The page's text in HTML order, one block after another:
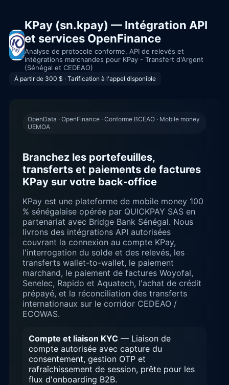
KPay (sn.kpay) — Intégration API
et services OpenFinance
Analyse de protocole conforme, API de relevés et
intégrations marchandes pour KPay - Transfert d'Argent
(Sénégal et CEDEAO)
À partir de 300 $ · Tarification à l'appel disponible
OpenData · OpenFinance · Conforme BCEAO · Mobile money
UEMOA
Branchez les portefeuilles,
transferts et paiements de factures
KPay sur votre back-office
KPay est une plateforme de mobile money 100
% sénégalaise opérée par QUICKPAY SAS en
partenariat avec Bridge Bank Sénégal. Nous
livrons des intégrations API autorisées
couvrant la connexion au compte KPay,
l'interrogation du solde et des relevés, les
transferts wallet-to-wallet, le paiement
marchand, le paiement de factures Woyofal,
Senelec, Rapido et Aquatech, l'achat de crédit
prépayé, et la réconciliation des transferts
internationaux sur le corridor CEDEAO /
ECOWAS.
Compte et liaison KYC — Liaison de
compte autorisée avec capture du
consentement, gestion OTP et
rafraîchissement de session, prête pour les
flux d'onboarding B2B.